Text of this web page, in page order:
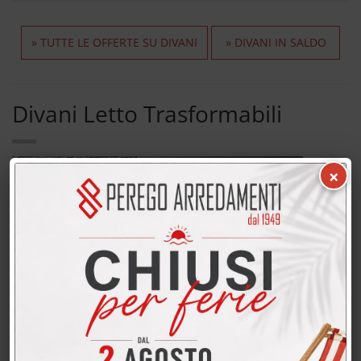
» TUTTE LE OFFERTE SU DIVANI » DIVANI IN SALDO
Divani Letto Trasformabili
154 prodotti
×